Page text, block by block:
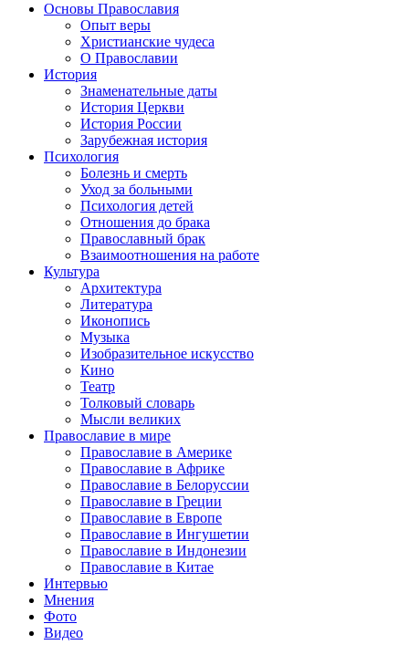
Основы Православия
Опыт веры
Христианские чудеса
О Православии
История
Знаменательные даты
История Церкви
История России
Зарубежная история
Психология
Болезнь и смерть
Уход за больными
Психология детей
Отношения до брака
Православный брак
Взаимоотношения на работе
Культура
Архитектура
Литература
Иконопись
Музыка
Изобразительное искусство
Кино
Театр
Толковый словарь
Мысли великих
Православие в мире
Православие в Америке
Православие в Африке
Православие в Белоруссии
Православие в Греции
Православие в Европе
Православие в Ингушетии
Православие в Индонезии
Православие в Китае
Интервью
Мнения
Фото
Видео